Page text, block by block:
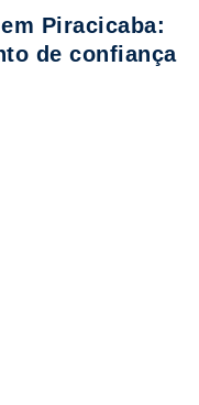
Piracicaba:
de confiança